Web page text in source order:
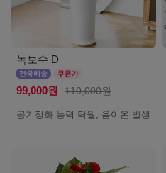
녹보수 D
99,000원 110,000원
공기정화 능력 탁월, 음이온 발생